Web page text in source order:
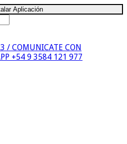
Aplicación
/ COMUNICATE CON
+54 9 3584 121 977